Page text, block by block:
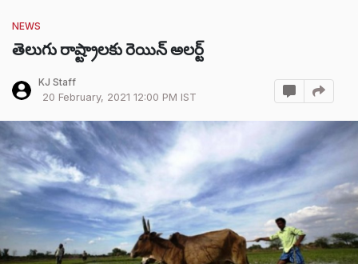
NEWS
తెలుగు రాష్ట్రాలకు రెయిన్ అలర్ట్
KJ Staff
20 February, 2021 12:00 PM IST